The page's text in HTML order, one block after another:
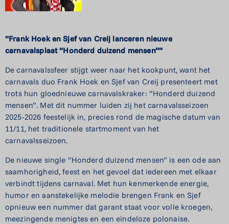
“Frank Hoek en Sjef van Creij lanceren nieuwe
carnavalsplaat “Honderd duizend mensen””
De carnavalssfeer stijgt weer naar het kookpunt, want het
carnavals duo Frank Hoek en Sjef van Creij presenteert met
trots hun gloednieuwe carnavalskraker: “Honderd duizend
mensen”. Met dit nummer luiden zij het carnavalsseizoen
2025-2026 feestelijk in, precies rond de magische datum van
11/11, het traditionele startmoment van het
carnavalsseizoen.
De nieuwe single “Honderd duizend mensen” is een ode aan
saamhorigheid, feest en het gevoel dat iedereen met elkaar
verbindt tijdens carnaval. Met hun kenmerkende energie,
humor en aanstekelijke melodie brengen Frank en Sjef
opnieuw een nummer dat garant staat voor volle kroegen,
meezingende menigtes en een eindeloze polonaise.